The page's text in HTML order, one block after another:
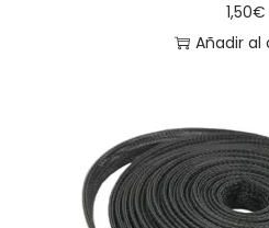
1,50€
Añadir al